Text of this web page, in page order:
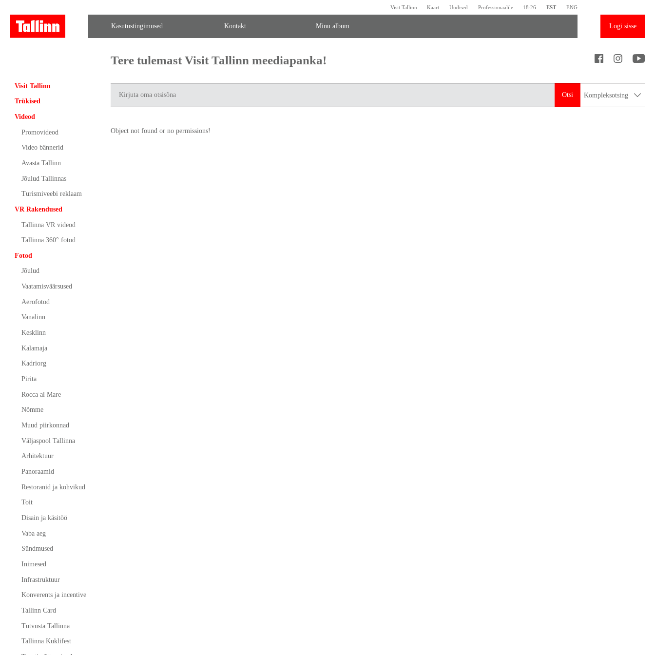
Visit Tallinn Kaart Uudised Professionaalile 18:26 EST ENG
Kasutustingimused Kontakt Minu album Logi sisse
Visit Tallinn
Trükised
Videod
Promovideod
Video bännerid
Avasta Tallinn
Jõulud Tallinnas
Turismiveebi reklaam
VR Rakendused
Tallinna VR videod
Tallinna 360° fotod
Fotod
Jõulud
Vaatamisväärsused
Aerofotod
Vanalinn
Kesklinn
Kalamaja
Kadriorg
Pirita
Rocca al Mare
Nõmme
Muud piirkonnad
Väljaspool Tallinna
Arhitektuur
Panoraamid
Restoranid ja kohvikud
Toit
Disain ja käsitöö
Vaba aeg
Sündmused
Inimesed
Infrastruktuur
Konverents ja incentive
Tallinn Card
Tutvusta Tallinna
Tallinna Kuklifest
Tere tulemast Visit Tallinn meediapanka!
Otsi Kompleksotsing
Object not found or no permissions!